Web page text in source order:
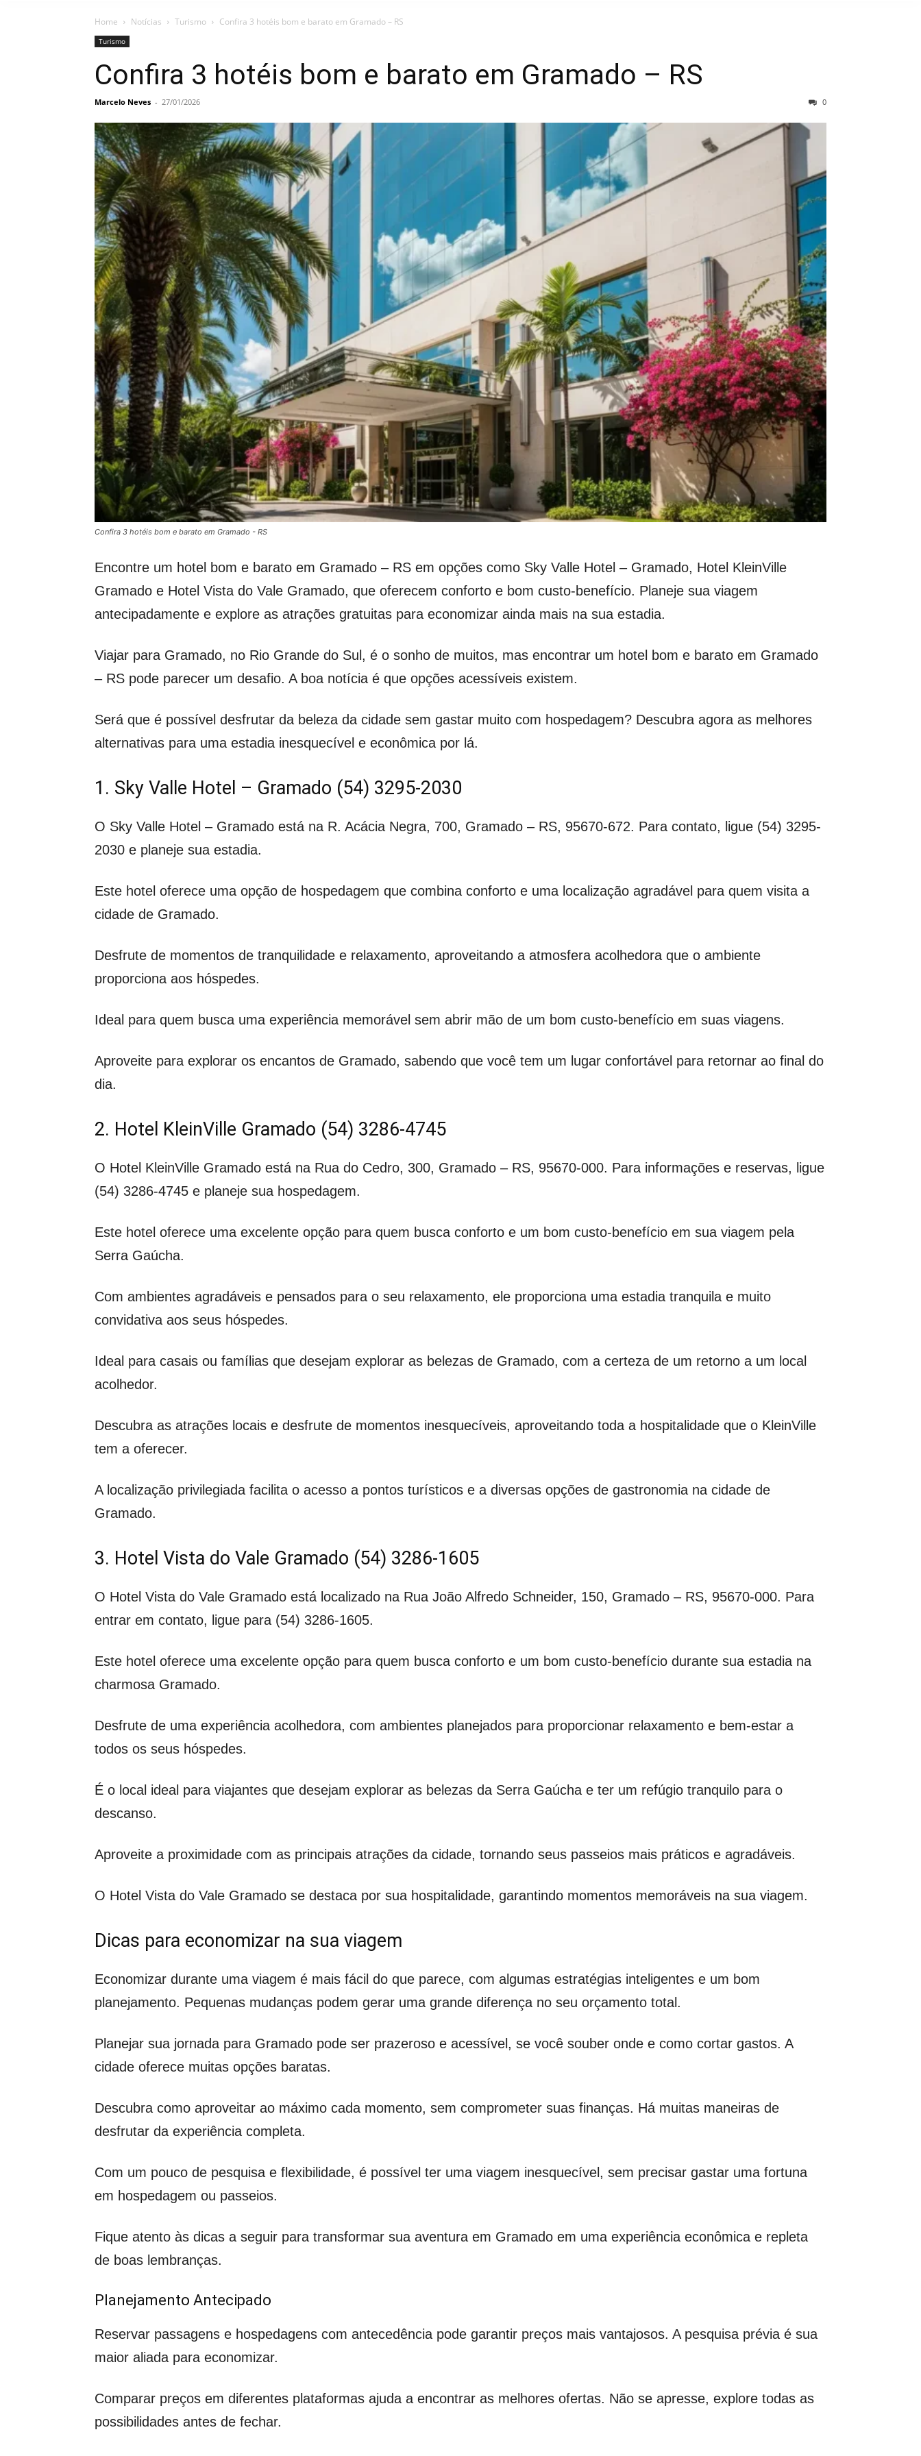
Home Notícias Turismo Confira 3 hotéis bom e barato em Gramado – RS
Turismo
Confira 3 hotéis bom e barato em Gramado – RS
Marcelo Neves - 27/01/2026 0
Confira 3 hotéis bom e barato em Gramado - RS
Encontre um hotel bom e barato em Gramado – RS em opções como Sky Valle Hotel – Gramado, Hotel KleinVille
Gramado e Hotel Vista do Vale Gramado, que oferecem conforto e bom custo-benefício. Planeje sua viagem
antecipadamente e explore as atrações gratuitas para economizar ainda mais na sua estadia.
Viajar para Gramado, no Rio Grande do Sul, é o sonho de muitos, mas encontrar um hotel bom e barato em Gramado
– RS pode parecer um desafio. A boa notícia é que opções acessíveis existem.
Será que é possível desfrutar da beleza da cidade sem gastar muito com hospedagem? Descubra agora as melhores
alternativas para uma estadia inesquecível e econômica por lá.
1. Sky Valle Hotel – Gramado (54) 3295-2030
O Sky Valle Hotel – Gramado está na R. Acácia Negra, 700, Gramado – RS, 95670-672. Para contato, ligue (54) 3295-
2030 e planeje sua estadia.
Este hotel oferece uma opção de hospedagem que combina conforto e uma localização agradável para quem visita a
cidade de Gramado.
Desfrute de momentos de tranquilidade e relaxamento, aproveitando a atmosfera acolhedora que o ambiente
proporciona aos hóspedes.
Ideal para quem busca uma experiência memorável sem abrir mão de um bom custo-benefício em suas viagens.
Aproveite para explorar os encantos de Gramado, sabendo que você tem um lugar confortável para retornar ao final do
dia.
2. Hotel KleinVille Gramado (54) 3286-4745
O Hotel KleinVille Gramado está na Rua do Cedro, 300, Gramado – RS, 95670-000. Para informações e reservas, ligue
(54) 3286-4745 e planeje sua hospedagem.
Este hotel oferece uma excelente opção para quem busca conforto e um bom custo-benefício em sua viagem pela
Serra Gaúcha.
Com ambientes agradáveis e pensados para o seu relaxamento, ele proporciona uma estadia tranquila e muito
convidativa aos seus hóspedes.
Ideal para casais ou famílias que desejam explorar as belezas de Gramado, com a certeza de um retorno a um local
acolhedor.
Descubra as atrações locais e desfrute de momentos inesquecíveis, aproveitando toda a hospitalidade que o KleinVille
tem a oferecer.
A localização privilegiada facilita o acesso a pontos turísticos e a diversas opções de gastronomia na cidade de
Gramado.
3. Hotel Vista do Vale Gramado (54) 3286-1605
O Hotel Vista do Vale Gramado está localizado na Rua João Alfredo Schneider, 150, Gramado – RS, 95670-000. Para
entrar em contato, ligue para (54) 3286-1605.
Este hotel oferece uma excelente opção para quem busca conforto e um bom custo-benefício durante sua estadia na
charmosa Gramado.
Desfrute de uma experiência acolhedora, com ambientes planejados para proporcionar relaxamento e bem-estar a
todos os seus hóspedes.
É o local ideal para viajantes que desejam explorar as belezas da Serra Gaúcha e ter um refúgio tranquilo para o
descanso.
Aproveite a proximidade com as principais atrações da cidade, tornando seus passeios mais práticos e agradáveis.
O Hotel Vista do Vale Gramado se destaca por sua hospitalidade, garantindo momentos memoráveis na sua viagem.
Dicas para economizar na sua viagem
Economizar durante uma viagem é mais fácil do que parece, com algumas estratégias inteligentes e um bom
planejamento. Pequenas mudanças podem gerar uma grande diferença no seu orçamento total.
Planejar sua jornada para Gramado pode ser prazeroso e acessível, se você souber onde e como cortar gastos. A
cidade oferece muitas opções baratas.
Descubra como aproveitar ao máximo cada momento, sem comprometer suas finanças. Há muitas maneiras de
desfrutar da experiência completa.
Com um pouco de pesquisa e flexibilidade, é possível ter uma viagem inesquecível, sem precisar gastar uma fortuna
em hospedagem ou passeios.
Fique atento às dicas a seguir para transformar sua aventura em Gramado em uma experiência econômica e repleta
de boas lembranças.
Planejamento Antecipado
Reservar passagens e hospedagens com antecedência pode garantir preços mais vantajosos. A pesquisa prévia é sua
maior aliada para economizar.
Comparar preços em diferentes plataformas ajuda a encontrar as melhores ofertas. Não se apresse, explore todas as
possibilidades antes de fechar.